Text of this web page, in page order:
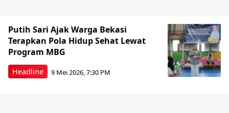
Headline
Putih Sari Ajak Warga Bekasi
Terapkan Pola Hidup Sehat Lewat
Program MBG
9 Mei 2026, 7:30 PM